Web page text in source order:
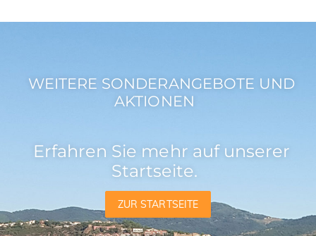
WEITERE SONDERANGEBOTE UND
AKTIONEN
Erfahren Sie mehr auf unserer
Startseite.
ZUR STARTSEITE